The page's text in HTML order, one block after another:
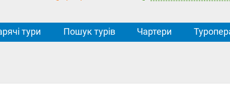
тури Пошук турів Чартери